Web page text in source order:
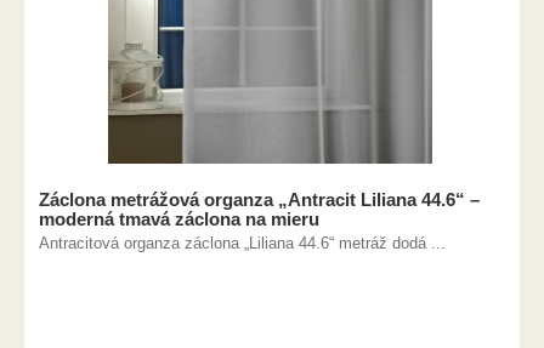
Záclona metrážová organza „Antracit Liliana 44.6“ –
moderná tmavá záclona na mieru
Antracitová organza záclona „Liliana 44.6“ metráž dodá ...